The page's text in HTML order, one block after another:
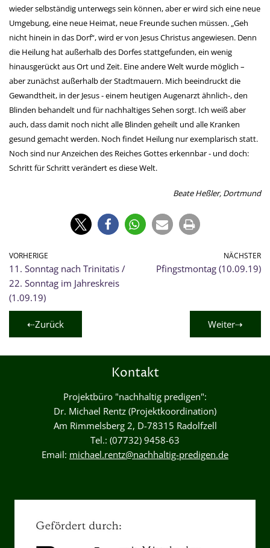
wieder selbständig unterwegs sein können, aber er wird sich eine neue
Umgebung, eine neue Heimat, neue Freunde suchen müssen. „Geh
nicht hinein in das Dorf“, wird er von Jesus Christus angewiesen. Denn
die Heilung hat außerhalb des Dorfes stattgefunden, ein wenig
hinausgerückt aus Ort und Zeit. Eine andere Welt wurde möglich –
aber zunächst außerhalb der Stadtmauern. Mich beeindruckt die
Gewandtheit, in der Jesus - einem heutigen Augenarzt ähnlich-, den
Blinden behandelt und für nachhaltiges Sehen sorgt. Ich weiß aber
auch, dass damit noch nicht alle Blinden geheilt und alle Kranken
gesund gemacht werden. Noch findet Heilung nur exemplarisch statt.
Noch sind nur Anzeichen des Reiches Gottes erkennbar - und doch:
Schritt für Schritt verändert es diese Welt.
Beate Heßler, Dortmund
VORHERIGE
11. Sonntag nach Trinitatis /
22. Sonntag im Jahreskreis
(1.09.19)
NÄCHSTER
Pfingstmontag (10.09.19)
⇠Zurück Weiter⇢
Kontakt
Projektbüro "nachhaltig predigen":
Dr. Michael Rentz (Projektkoordination)
Am Rimmelsberg 2, D-78315 Radolfzell
Tel.: (07732) 9458-63
Email: michael.rentz@nachhaltig-predigen.de